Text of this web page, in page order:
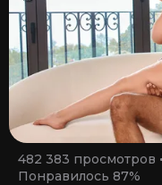
482 383 просмотров
Понравилось 87%